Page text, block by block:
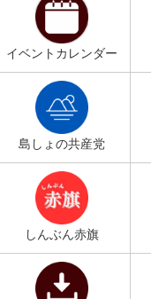
イベントカレンダー
島しょの共産党
しんぶん赤旗